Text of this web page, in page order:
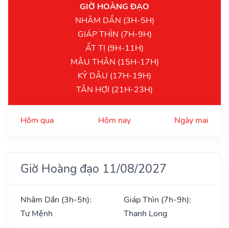
GIỜ HOÀNG ĐẠO
NHÂM DẦN (3H-5H)
GIÁP THÌN (7H-9H)
ẤT TỊ (9H-11H)
MẬU THÂN (15H-17H)
KỶ DẬU (17H-19H)
TÂN HỢI (21H-23H)
Hôm qua Hôm nay Ngày mai
Giờ Hoàng đạo 11/08/2027
Nhâm Dần (3h-5h):
Tư Mệnh
Giáp Thìn (7h-9h):
Thanh Long